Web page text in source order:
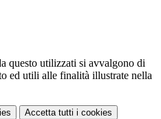
questo utilizzati si avvalgono di
ed utili alle finalità illustrate nella
Accetta tutti i cookies